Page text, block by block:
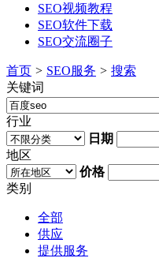
SEO视频教程
SEO软件下载
SEO交流圈子
首页 > SEO服务 > 搜索
关键词
行业
日期
地区
价格
类别
全部
供应
提供服务